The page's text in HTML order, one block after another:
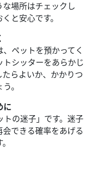
場所はチェックし
と安心です。
ペットを預かってく
シッターをあらかじ
らよいか、かかりつ
。
に
の迷子」です。迷子
できる確率をあげる